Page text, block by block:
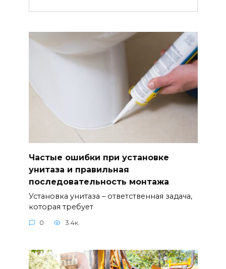
Частые ошибки при установке
унитаза и правильная
последовательность монтажа
Установка унитаза – ответственная задача,
которая требует
0 3.4к.